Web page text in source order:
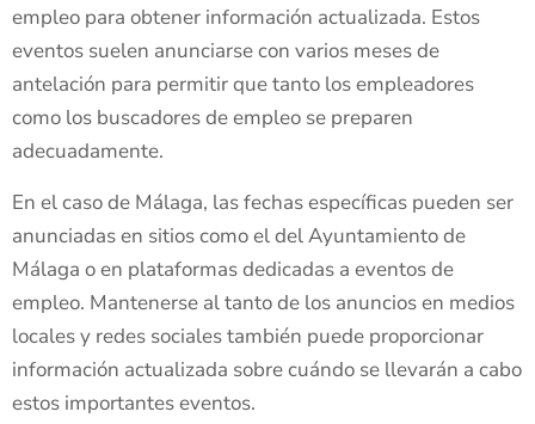
empleo para obtener información actualizada. Estos
eventos suelen anunciarse con varios meses de
antelación para permitir que tanto los empleadores
como los buscadores de empleo se preparen
adecuadamente.
En el caso de Málaga, las fechas específicas pueden ser
anunciadas en sitios como el del Ayuntamiento de
Málaga o en plataformas dedicadas a eventos de
empleo. Mantenerse al tanto de los anuncios en medios
locales y redes sociales también puede proporcionar
información actualizada sobre cuándo se llevarán a cabo
estos importantes eventos.